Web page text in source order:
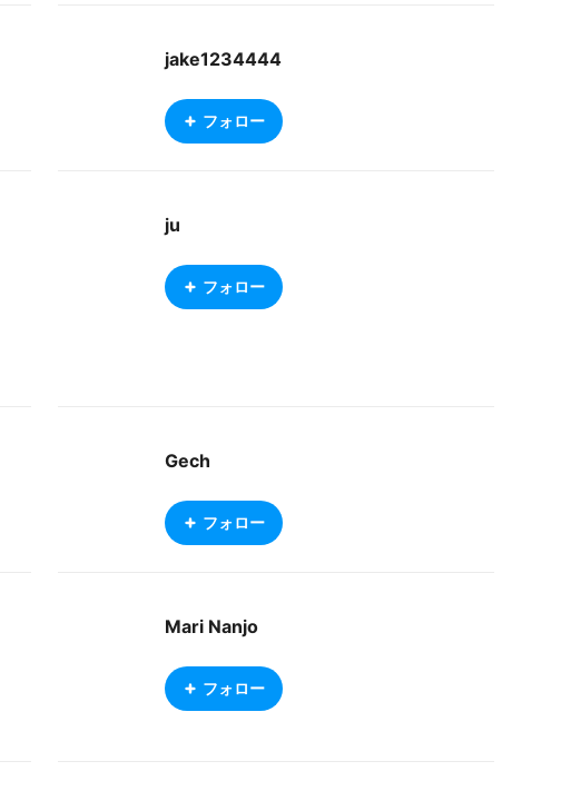
jake1234444
フォロー
ju
フォロー
Gech
フォロー
Mari Nanjo
フォロー